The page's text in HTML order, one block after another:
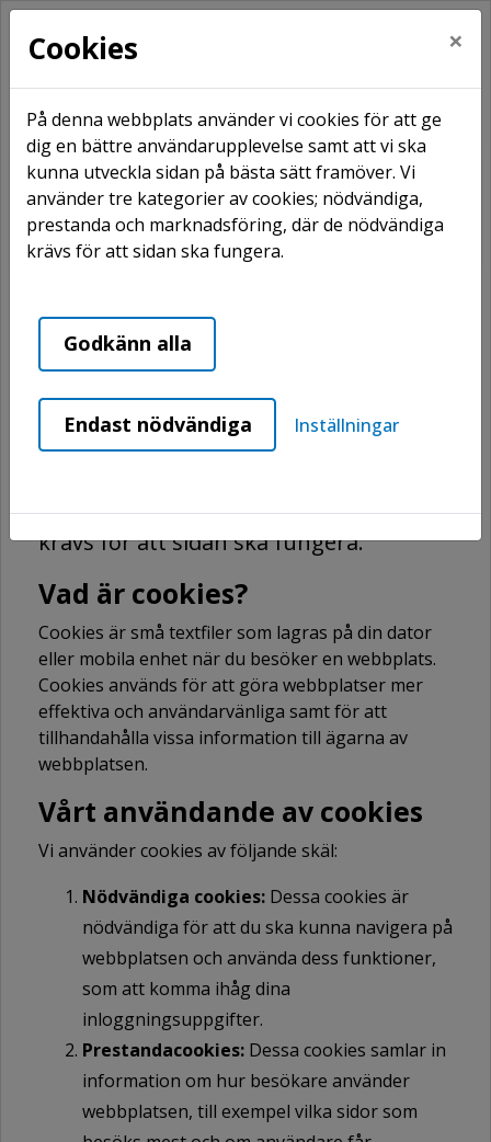
Hem Cookies
Cookies
På denna webbplats använder vi
cookies för att ge dig en bättre
användarupplevelse samt att vi ska
kunna utveckla sidan på bästa sätt
framöver. Vi använder tre kategorier av
marknadsföring, där de nödvändiga
krävs för att sidan ska fungera.
Vad är cookies?
Cookies är små textfiler som lagras på din dator
eller mobila enhet när du besöker en webbplats.
Cookies används för att göra webbplatser mer
effektiva och användarvänliga samt för att
tillhandahålla vissa information till ägarna av
webbplatsen.
Vårt användande av cookies
Vi använder cookies av följande skäl:
Nödvändiga cookies: Dessa cookies är
nödvändiga för att du ska kunna navigera på
webbplatsen och använda dess funktioner,
som att komma ihåg dina
inloggningsuppgifter.
Prestandacookies: Dessa cookies samlar in
information om hur besökare använder
webbplatsen, till exempel vilka sidor som
Cookies ×
På denna webbplats använder vi cookies för att ge
dig en bättre användarupplevelse samt att vi ska
kunna utveckla sidan på bästa sätt framöver. Vi
använder tre kategorier av cookies; nödvändiga,
prestanda och marknadsföring, där de nödvändiga
krävs för att sidan ska fungera.
Godkänn alla
Endast nödvändiga Inställningar